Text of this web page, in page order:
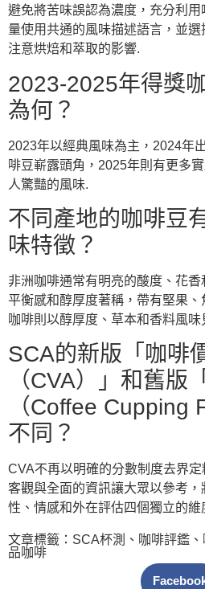
避免將苦味誤認為濃度，充分利
量使用共通的風味描述語言，並
注意烘焙和萃取的影響.
2023-2025年得獎
為何？
2023年以經典風味為主，2024年
啡豆嶄露頭角，2025年則有更多
人驚豔的風味.
不同產地的咖啡豆
味特徵？
非洲咖啡通常有明亮的酸度、花
平衡感和醇厚度著稱，帶有堅果
咖啡則以醇厚度、草本和香料風味
SCA的新版「咖啡
（CVA）」和舊版
（Coffee Cupping
不同？
CVA不再以明確的分數制度去界
客觀與全面的資訊讓大眾以參考
性、情感和外在評估四個獨立的維
文章標籤： SCA杯測 、 咖啡評鑑 、
品咖啡